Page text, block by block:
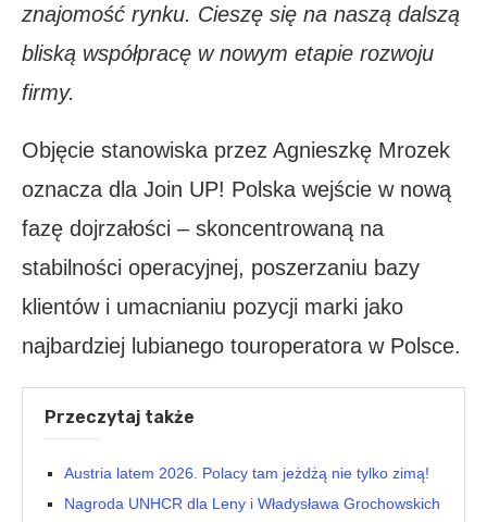
znajomość rynku. Cieszę się na naszą dalszą
bliską współpracę w nowym etapie rozwoju
firmy.
Objęcie stanowiska przez Agnieszkę Mrozek
oznacza dla Join UP! Polska wejście w nową
fazę dojrzałości – skoncentrowaną na
stabilności operacyjnej, poszerzaniu bazy
klientów i umacnianiu pozycji marki jako
najbardziej lubianego touroperatora w Polsce.
Przeczytaj także
Austria latem 2026. Polacy tam jeżdżą nie tylko zimą!
Nagroda UNHCR dla Leny i Władysława Grochowskich